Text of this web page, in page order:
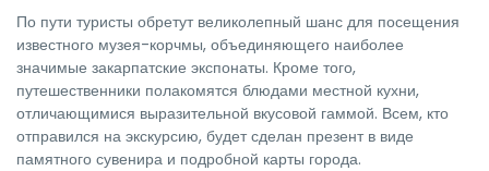
По пути туристы обретут великолепный шанс для посещения
известного музея-корчмы, объединяющего наиболее
значимые закарпатские экспонаты. Кроме того,
путешественники полакомятся блюдами местной кухни,
отличающимися выразительной вкусовой гаммой. Всем, кто
отправился на экскурсию, будет сделан презент в виде
памятного сувенира и подробной карты города.